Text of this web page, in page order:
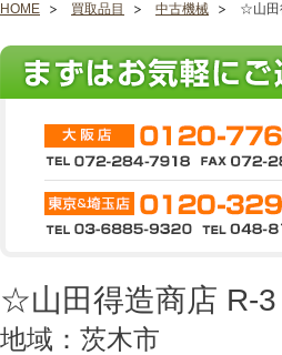
HOME 買取品目 中古機械 ☆山田
☆山田得造商店 R-
地域：茨木市